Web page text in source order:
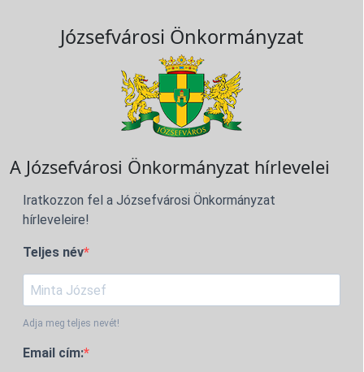
Józsefvárosi Önkormányzat
A Józsefvárosi Önkormányzat hírlevelei
Iratkozzon fel a Józsefvárosi Önkormányzat
hírleveleire!
Teljes név
Adja meg teljes nevét!
Email cím: